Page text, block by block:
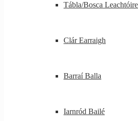
Tábla/Bosca
Clár Earraigh
Barraí Balla
Iarnród Bailé